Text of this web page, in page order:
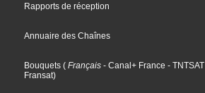
Rapports de réception
Annuaire des Chaînes
Bouquets ( Français - Canal+ France - TNTSAT
Fransat)